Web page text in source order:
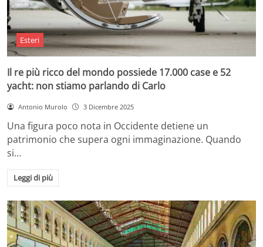
Esteri
Il re più ricco del mondo possiede 17.000 case e 52
yacht: non stiamo parlando di Carlo
Antonio Murolo 3 Dicembre 2025
Una figura poco nota in Occidente detiene un
patrimonio che supera ogni immaginazione. Quando
si…
Leggi di più